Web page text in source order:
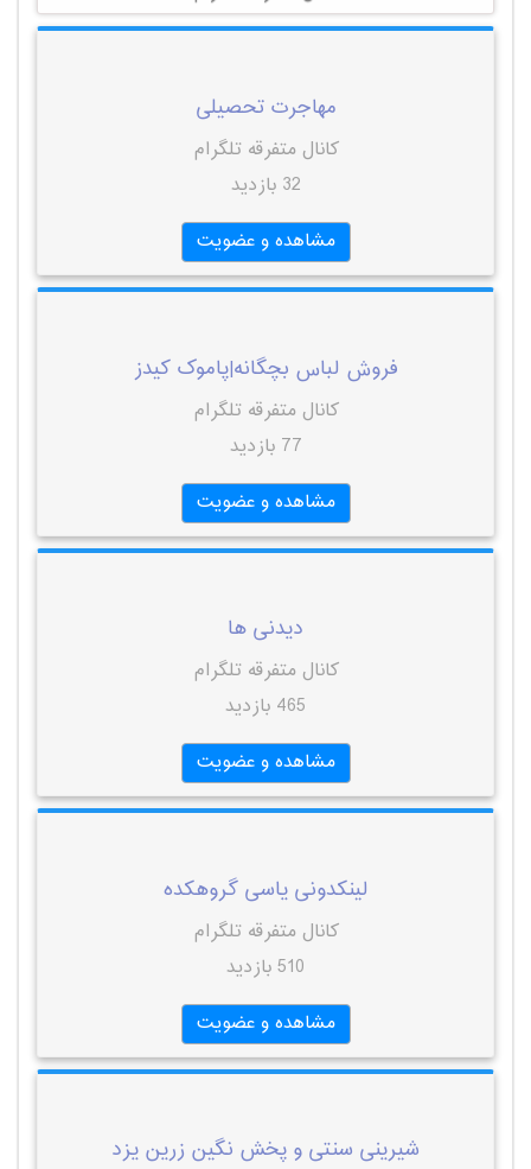
مهاجرت تحصیلی
کانال متفرقه تلگرام
32 بازدید
مشاهده و عضویت
فروش لباس بچگانه|پاموک کیدز
کانال متفرقه تلگرام
77 بازدید
مشاهده و عضویت
دیدنی ها
کانال متفرقه تلگرام
465 بازدید
مشاهده و عضویت
لینکدونی یاسی گروهکده
کانال متفرقه تلگرام
510 بازدید
مشاهده و عضویت
شیرینی سنتی و پخش نگین زرین یزد